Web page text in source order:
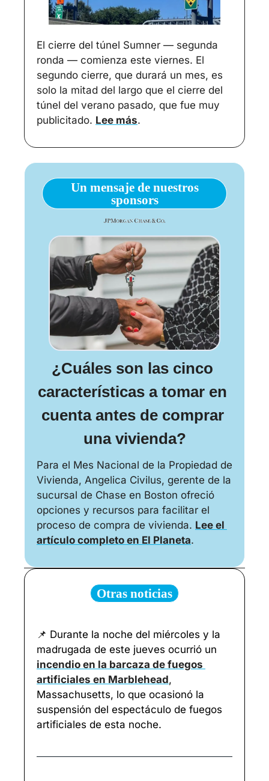
El cierre del túnel Sumner — segunda
ronda — comienza este viernes. El
segundo cierre, que durará un mes, es
solo la mitad del largo que el cierre del
túnel del verano pasado, que fue muy
publicitado. Lee más.
Un mensaje de nuestros
sponsors
¿Cuáles son las cinco
características a tomar en
cuenta antes de comprar
una vivienda?
Para el Mes Nacional de la Propiedad de
Vivienda, Angelica Civilus, gerente de la
sucursal de Chase en Boston ofreció
opciones y recursos para facilitar el
proceso de compra de vivienda. Lee el
artículo completo en El Planeta.
Otras noticias
📌 Durante la noche del miércoles y la
incendio en la barcaza de fuegos
artificiales en Marblehead,
Massachusetts, lo que ocasionó la
suspensión del espectáculo de fuegos
artificiales de esta noche.